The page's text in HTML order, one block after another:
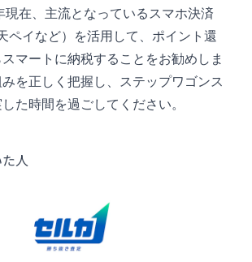
現在、主流となっているスマホ決済
ペイなど）を活用して、ポイント還
マートに納税することをお勧めしま
を正しく把握し、ステップワゴンス
た時間を過ごしてください。
人